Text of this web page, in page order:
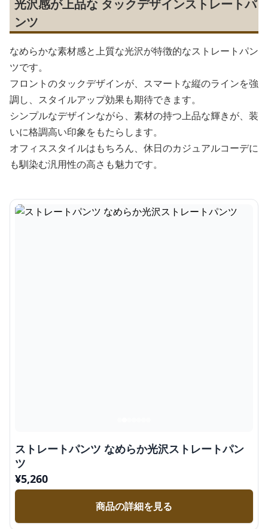
光沢感が上品な タックデザインストレートパ
ンツ
なめらかな素材感と上質な光沢が特徴的なストレートパン
ツです。
フロントのタックデザインが、スマートな縦のラインを強
調し、スタイルアップ効果も期待できます。
シンプルなデザインながら、素材の持つ上品な輝きが、装
いに格調高い印象をもたらします。
オフィススタイルはもちろん、休日のカジュアルコーデに
も馴染む汎用性の高さも魅力です。
ストレートパンツ なめらか光沢ストレートパン
ツ
¥5,260
商品の詳細を見る